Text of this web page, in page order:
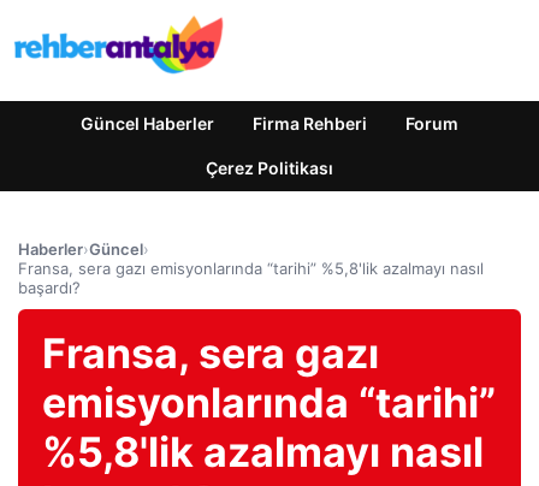
Güncel Haberler Firma Rehberi Forum
Çerez Politikası
Haberler›Güncel›
Fransa, sera gazı emisyonlarında “tarihi” %5,8'lik azalmayı nasıl
başardı?
Fransa, sera gazı
emisyonlarında “tarihi”
%5,8'lik azalmayı nasıl